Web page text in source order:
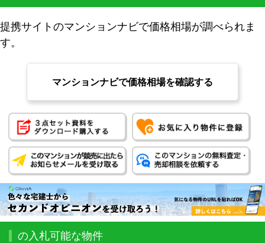
提携サイトのマンションナビで価格相場が調べられま
す。
マンションナビで価格相場を確認する
の入札可能な物件